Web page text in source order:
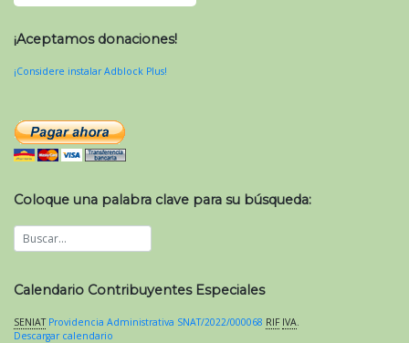
¡Aceptamos donaciones!
¡Considere instalar Adblock Plus!
Coloque una palabra clave para su búsqueda:
Calendario Contribuyentes Especiales
SENIAT Providencia Administrativa SNAT/2022/000068 RIF IVA
Descargar calendario